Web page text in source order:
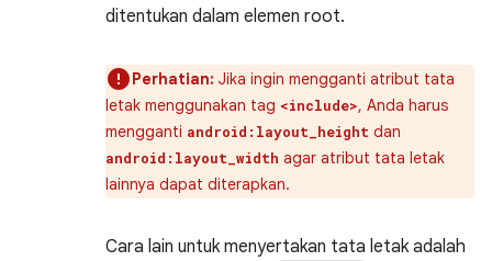
ditentukan dalam elemen root.
Perhatian: Jika ingin mengganti atribut tata
letak menggunakan tag <include>, Anda harus
mengganti android:layout_height dan
android:layout_width agar atribut tata letak
lainnya dapat diterapkan.
Cara lain untuk menyertakan tata letak adalah